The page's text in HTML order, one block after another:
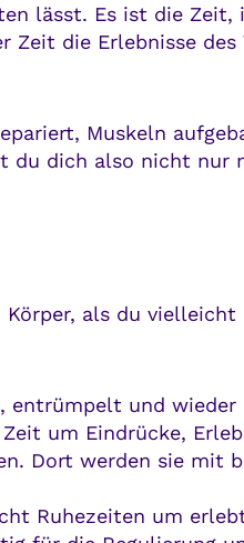
lässt. Es ist die Zeit,
die Erlebnisse des
Muskeln
du dich also nicht nur
als du vielleicht
entrümpelt und wieder
um Eindrücke,
Dort werden sie mit
Ruhezeiten um